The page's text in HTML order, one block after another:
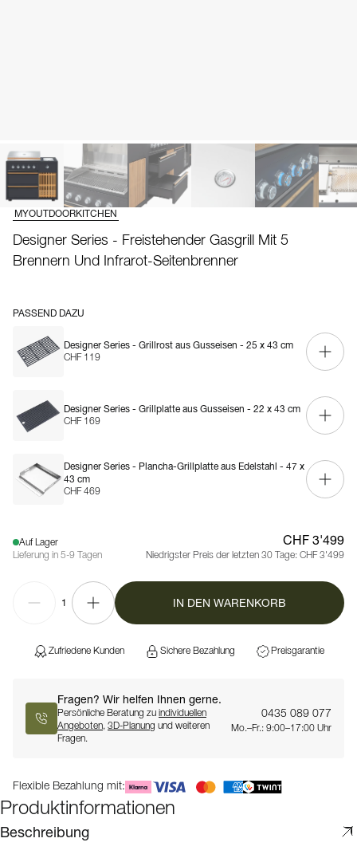
MYOUTDOORKITCHEN
Designer Series - Freistehender Gasgrill Mit 5
Brennern Und Infrarot-Seitenbrenner
PASSEND DAZU
Designer Series - Grillrost aus Gusseisen - 25 x 43 cm
CHF 119
Designer Series - Grillplatte aus Gusseisen - 22 x 43 cm
CHF 169
Designer Series - Plancha-Grillplatte aus Edelstahl - 47 x
43 cm
CHF 469
Auf Lager
Lieferung in 5-9 Tagen
CHF 3'499
Niedrigster Preis der letzten 30 Tage: CHF 3'499
1 IN DEN WARENKORB
Zufriedene Kunden Sichere Bezahlung Preisgarantie
Fragen? Wir helfen Ihnen gerne.
Persönliche Beratung zu
individuellen
Angeboten, 3D-Planung und weiteren
Fragen.
0435 089 077
Mo.–Fr.: 9:00–17:00 Uhr
Flexible Bezahlung mit:
Produktinformationen
Beschreibung